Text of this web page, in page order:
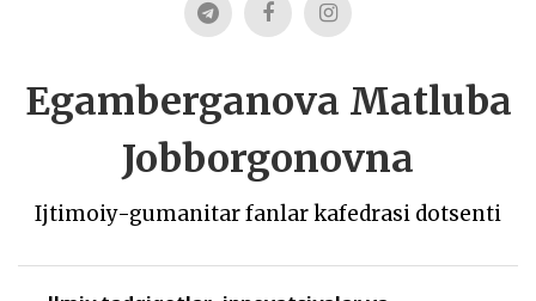
Egamberganova Matluba
Jobborgonovna
Ijtimoiy-gumanitar fanlar kafedrasi dotsenti